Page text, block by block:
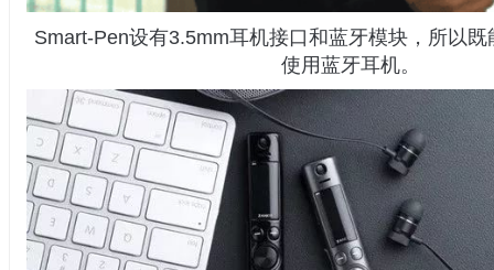
Smart-Pen设有3.5mm耳机接口和蓝牙模块，所以
使用蓝牙耳机。